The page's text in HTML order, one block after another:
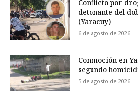
Conflicto por
detonante del
(Yaracuy)
6 de agosto de 2026
Conmoción en
segundo
5 de agosto de 2026